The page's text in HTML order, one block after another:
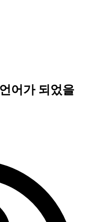
어가 되었을